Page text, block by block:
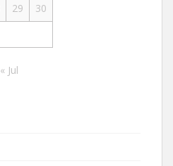
29
30
« Jul